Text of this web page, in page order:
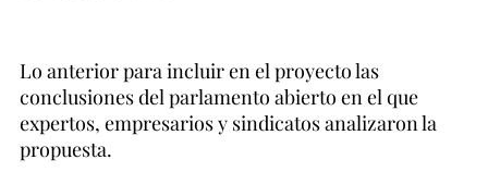
Lo anterior para incluir en el proyecto las
conclusiones del parlamento abierto en el que
expertos, empresarios y sindicatos analizaron la
propuesta.